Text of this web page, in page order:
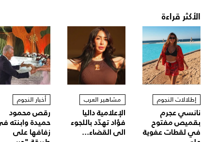
الأكثر قراءة
إطلالات النجوم
نانسي عجرم
بقميص مفتوح
في لقطات عفوية
مشاهير العرب
الإعلامية داليا
فؤاد تهدّد باللجوء
الى القضاء...
أخبار النجوم
رقص محمود
حميدة وابنته
زفافها على